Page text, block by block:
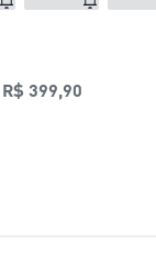
R$ 399,90